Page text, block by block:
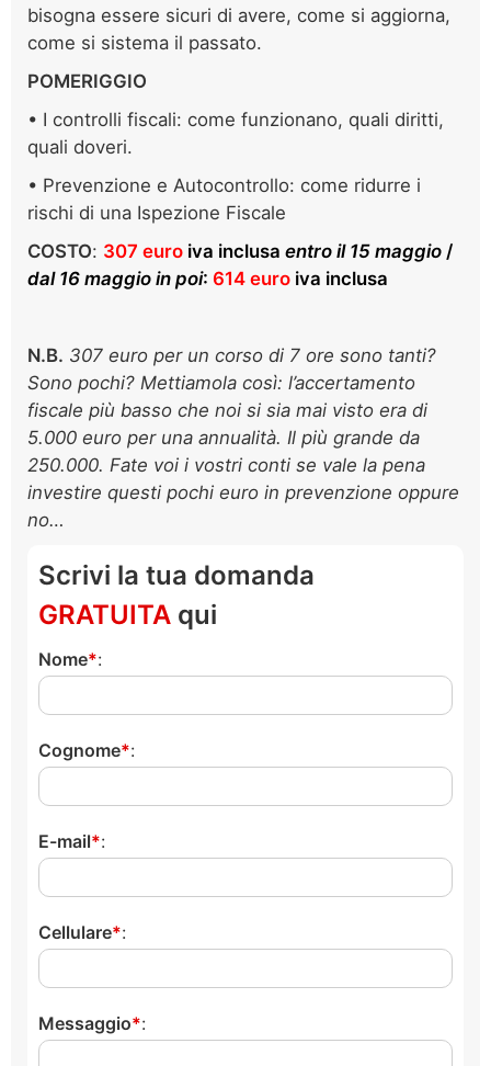
bisogna essere sicuri di avere, come si aggiorna,
come si sistema il passato.
POMERIGGIO
• I controlli fiscali: come funzionano, quali diritti,
quali doveri.
• Prevenzione e Autocontrollo: come ridurre i
rischi di una Ispezione Fiscale
COSTO: 307 euro iva inclusa entro il 15 maggio /
dal 16 maggio in poi: 614 euro iva inclusa
N.B. 307 euro per un corso di 7 ore sono tanti?
Sono pochi? Mettiamola così: l’accertamento
fiscale più basso che noi si sia mai visto era di
5.000 euro per una annualità. Il più grande da
250.000. Fate voi i vostri conti se vale la pena
investire questi pochi euro in prevenzione oppure
no…
Scrivi la tua domanda
GRATUITA qui
Nome :
Cognome :
E-mail :
Cellulare :
Messaggio :